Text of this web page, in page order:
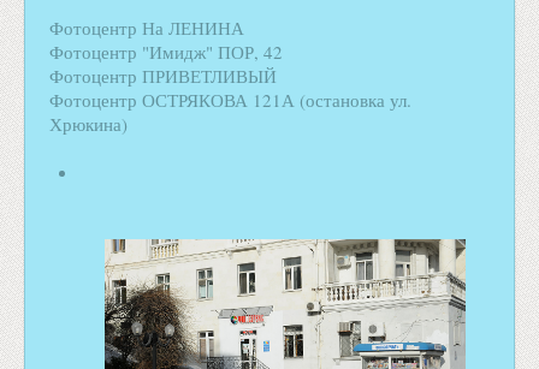
Фотоцентр На ЛЕНИНА
Фотоцентр "Имидж" ПОР, 42
Фотоцентр ПРИВЕТЛИВЫЙ
Фотоцентр ОСТРЯКОВА 121А (остановка ул.
Хрюкина)